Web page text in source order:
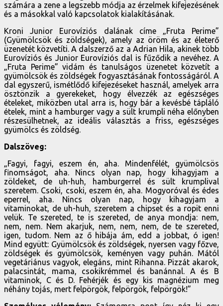
számára a zene a legszebb módja az érzelmek kifejezésének
és a másokkal való kapcsolatok kialakításának.
Kroni Junior Eurovíziós dalának címe „Fruta Perime”
(Gyümölcsök és zöldségek), amely az öröm és az életerő
üzenetét közvetíti. A dalszerző az a Adrian Hila, akinek több
Eurovíziós és Junior Eurovíziós dal is fűződik a nevéhez. A
„Fruta Perime” vidám és tanulságos üzenetet közvetít a
gyümölcsök és zöldségek fogyasztásának fontosságáról. A
dal egyszerű, ismétlődő kifejezéseket használ, amelyek arra
ösztönzik a gyerekeket, hogy élvezzék az egészséges
ételeket, miközben utal arra is, hogy bár a kevésbé tápláló
ételek, mint a hamburger vagy a sült krumpli néha előnyben
részesülhetnek, az ideális választás a friss, egészséges
gyümölcs és zöldség.
Dalszöveg:
„Fagyi, fagyi, eszem én, aha. Mindenfélét, gyümölcsös
finomságot, aha. Nincs olyan nap, hogy kihagyjam a
zöldeket, de uh-huh, hamburgerrel és sült krumplival
szeretem. Csoki, csoki, eszem én, aha. Mogyoróval és édes
eperrel, aha. Nincs olyan nap, hogy kihagyjam a
vitaminokat, de uh-huh, szeretem a chipset és a ropit enni
velük. Te szereted, te is szereted, de anya mondja: nem,
nem, nem. Nem akarjuk, nem, nem, nem, de te szereted,
igen, tudom. Nem az ő hibája ám, edd a jobbat, ó igen!
Mind együtt: Gyümölcsök és zöldségek, nyersen vagy főzve,
zöldségek és gyümölcsök, keményen vagy puhán. Mától
vegetáriánus vagyok, elegáns, mint Rihanna. Pizzát akarok,
palacsintát, mama, csokikrémmel és banánnal. A és B
vitaminok, C és D. Fehérjék és egy kis magnézium meg
néhány tojás, mert felpörgök, felpörgök, felpörgök!”